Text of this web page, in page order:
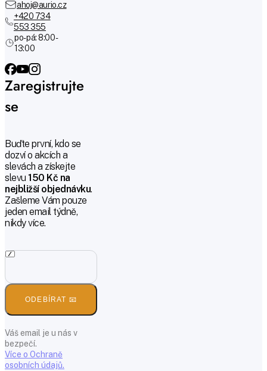
ahoj@aurio.cz
+420 734
553 355
po-pá: 8:00 -
13:00
Zaregistrujte
se
Buďte první, kdo se
dozví o akcích a
slevách a získejte
slevu150 Kč na
nejbližší objednávku.
Zašleme Vám pouze
jeden email týdně,
nikdy více.
ODEBÍRAT 📧
Váš email je u nás v
bezpečí.
Více o Ochraně
osobních údajů.